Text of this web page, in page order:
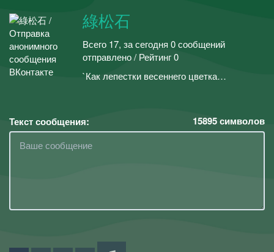
綠松石
Всего 17, за сегодня 0 сообщений
отправлено / Рейтинг 0
`Как лепестки весеннего цветка…
Текст сообщения: 15895символов